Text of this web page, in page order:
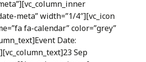
meta” width=”1/4″][vc_icon
fa-calendar” color=”grey”
Date:
Sep